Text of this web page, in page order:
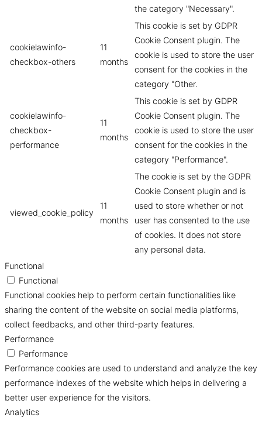
the category "Necessary".
cookielawinfo-
checkbox-others
11
months
This cookie is set by GDPR
Cookie Consent plugin. The
cookie is used to store the user
consent for the cookies in the
category "Other.
cookielawinfo-
checkbox-
performance
11
months
This cookie is set by GDPR
Cookie Consent plugin. The
cookie is used to store the user
consent for the cookies in the
category "Performance".
viewed_cookie_policy
11
months
The cookie is set by the GDPR
Cookie Consent plugin and is
used to store whether or not
user has consented to the use
of cookies. It does not store
any personal data.
Functional
Functional
Functional cookies help to perform certain functionalities like
sharing the content of the website on social media platforms,
collect feedbacks, and other third-party features.
Performance
Performance
Performance cookies are used to understand and analyze the key
performance indexes of the website which helps in delivering a
better user experience for the visitors.
Analytics